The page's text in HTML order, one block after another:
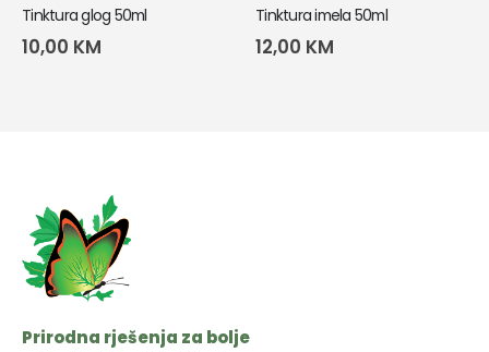
Tinktura glog 50ml
10,00 KM
Tinktura imela 50ml
12,00 KM
Prirodna rješenja za bolje